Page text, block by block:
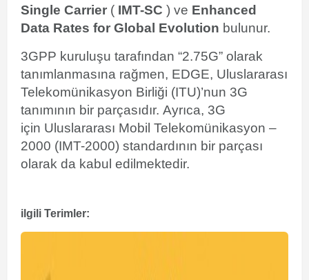
Single Carrier ( IMT-SC ) ve Enhanced
Data Rates for Global Evolution bulunur.
3GPP kuruluşu tarafından “2.75G” olarak
tanımlanmasına rağmen, EDGE, Uluslararası
Telekomünikasyon Birliği (ITU)’nun 3G
tanımının bir parçasıdır. Ayrıca, 3G
için Uluslararası Mobil Telekomünikasyon –
2000 (IMT-2000) standardının bir parçası
olarak da kabul edilmektedir.
ilgili Terimler: